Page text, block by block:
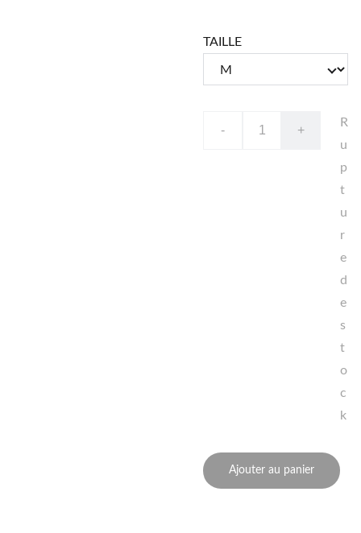
TAILLE
- +
R
u
p
t
u
r
e
d
e
s
t
o
c
k
Ajouter au panier